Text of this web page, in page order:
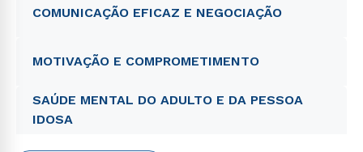
COMUNICAÇÃO EFICAZ E NEGOCIAÇÃO
MOTIVAÇÃO E COMPROMETIMENTO
SAÚDE MENTAL DO ADULTO E DA PESSOA
IDOSA